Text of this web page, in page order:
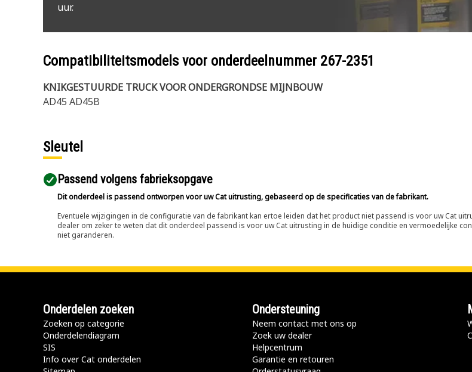
uur.
Compatibiliteitsmodels voor onderdeelnummer 267-2351
KNIKGESTUURDE TRUCK VOOR ONDERGRONDSE MIJNBOUW
AD45 AD45B
Sleutel
Passend volgens fabrieksopgave
Dit onderdeel is passend ontworpen voor uw Cat uitrusting, gebaseerd op de specificaties van de fabrikant.
Eventuele wijzigingen in de configuratie van de fabrikant kan ertoe leiden dat het product niet passend is voor uw Cat
dealer om zeker te weten dat dit onderdeel passend is voor uw Cat uitrusting in de huidige conditie en vermoedelijke
niet garanderen.
Onderdelen zoeken
Zoeken op categorie
Onderdelendiagram
SIS
Info over Cat onderdelen
Ondersteuning
Neem contact met ons op
Zoek uw dealer
Helpcentrum
Garantie en retouren